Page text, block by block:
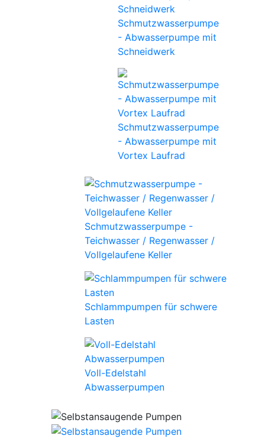
Schmutzwasserpumpe
- Abwasserpumpe mit
Schneidwerk
Schmutzwasserpumpe
- Abwasserpumpe mit
Vortex Laufrad
Schmutzwasserpumpe -
Teichwasser / Regenwasser /
Vollgelaufene Keller
Schlammpumpen für schwere
Lasten
Voll-Edelstahl
Abwasserpumpen